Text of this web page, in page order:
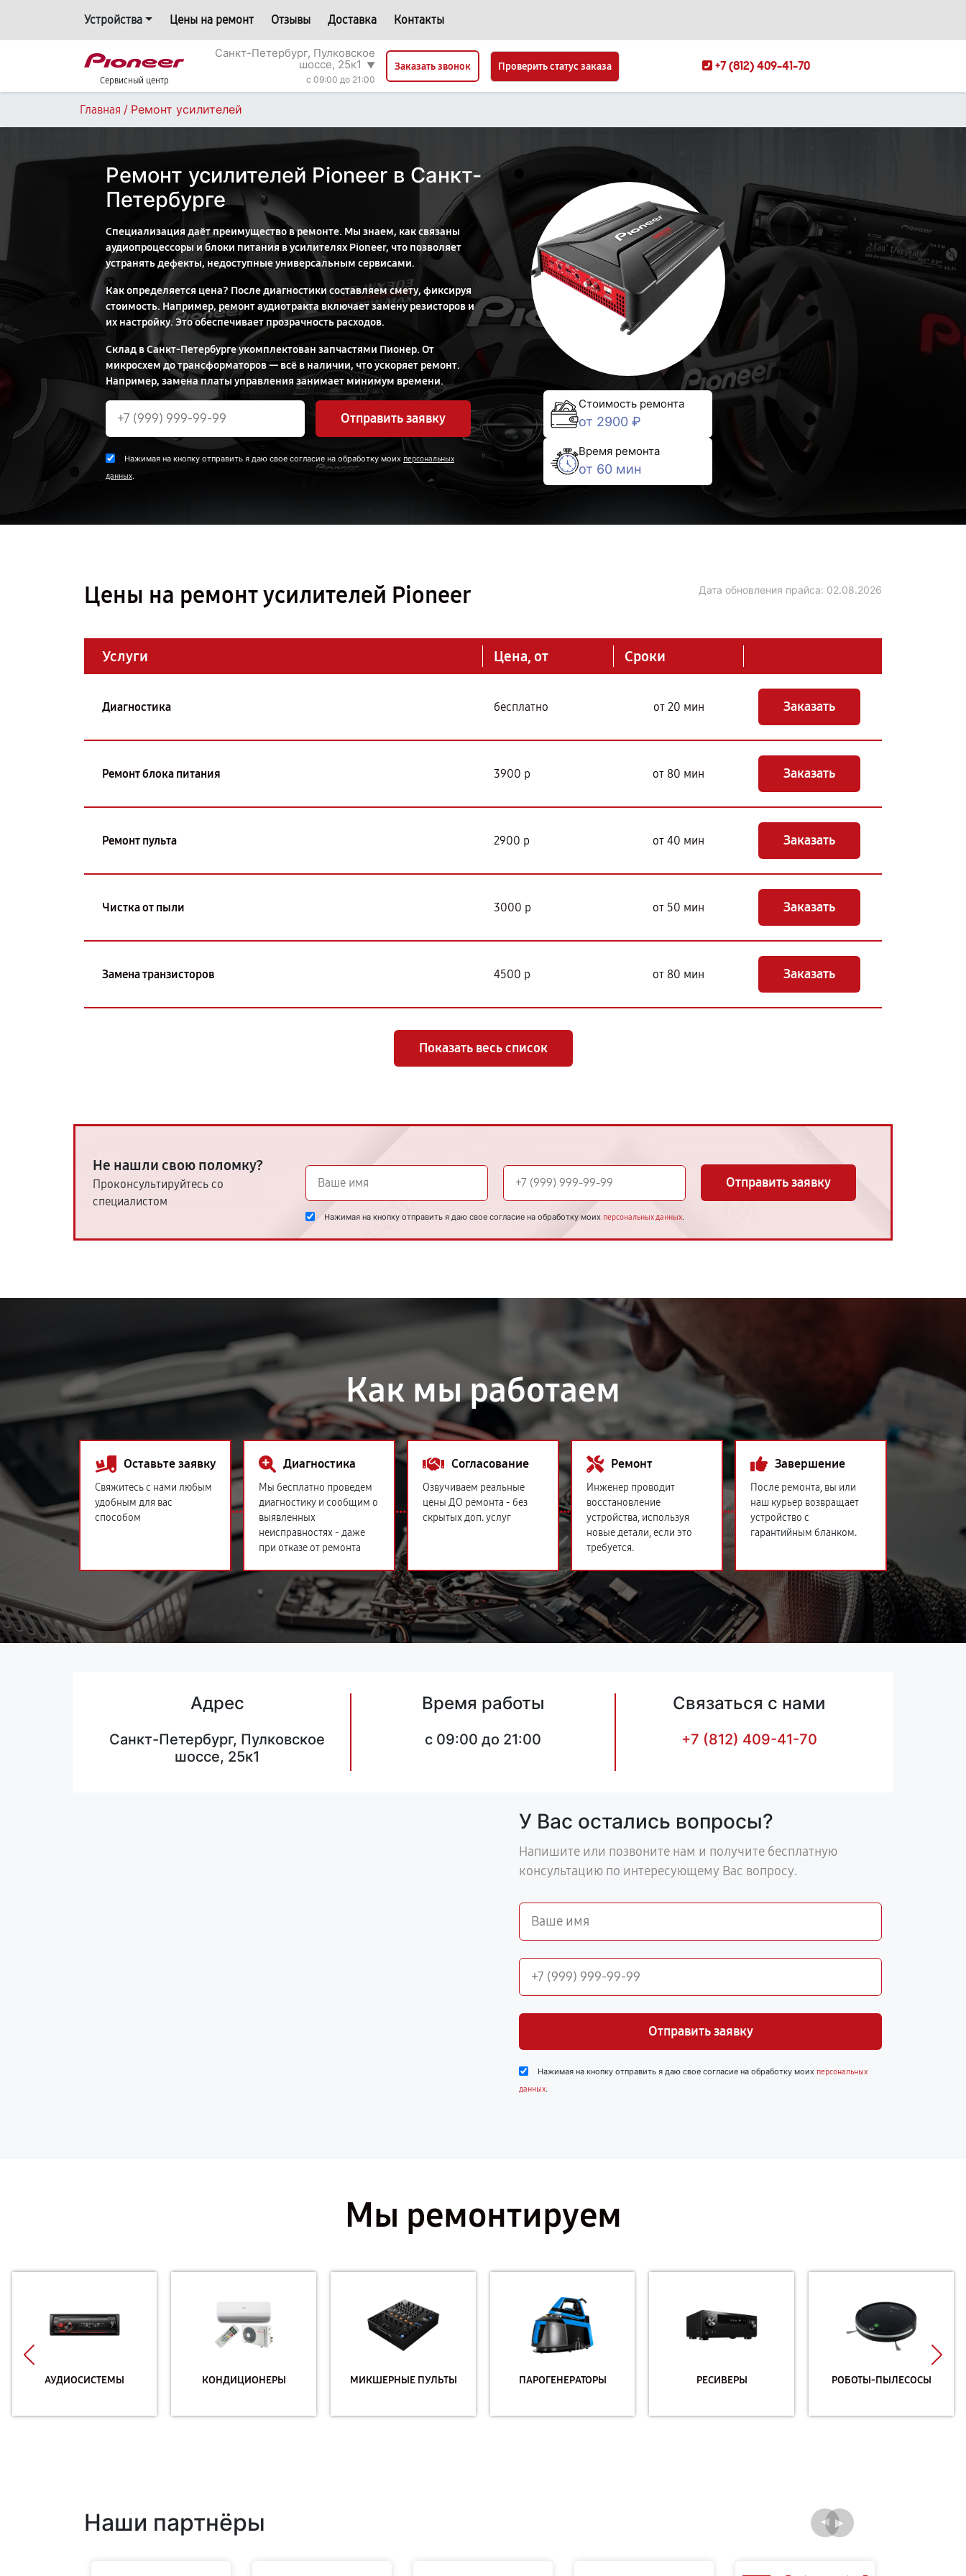
Устройства Цены на ремонт Отзывы Доставка Контакты
Сервисный центр
Санкт-Петербург, Пулковское
шоссе, 25к1
▼
c 09:00 до 21:00
Заказать звонок Проверить статус заказа +7 (812) 409-41-70
Главная / Ремонт усилителей
Ремонт усилителей Pioneer в Санкт-
Петербурге
Специализация даёт преимущество в ремонте. Мы знаем, как связаны
аудиопроцессоры и блоки питания в усилителях Pioneer, что позволяет
устранять дефекты, недоступные универсальным сервисами.
Как определяется цена? После диагностики составляем смету, фиксируя
стоимость. Например, ремонт аудиотракта включает замену резисторов и
их настройку. Это обеспечивает прозрачность расходов.
Склад в Санкт-Петербурге укомплектован запчастями Пионер. От
микросхем до трансформаторов — всё в наличии, что ускоряет ремонт.
Например, замена платы управления занимает минимум времени.
Отправить заявку
Нажимая на кнопку отправить я даю свое согласие на обработку моих персональных
данных.
Стоимость ремонта
от 2900 ₽
Время ремонта
от 60 мин
Цены на ремонт усилителей Pioneer Дата обновления прайса: 02.08.2026
Услуги Цена, от Сроки
Диагностика бесплатно от 20 мин Заказать
Ремонт блока питания 3900 р от 80 мин Заказать
Ремонт пульта 2900 р от 40 мин Заказать
Чистка от пыли 3000 р от 50 мин Заказать
Замена транзисторов 4500 р от 80 мин Заказать
Показать весь список
Не нашли свою поломку?
Проконсультируйтесь со
специалистом
Отправить заявку
Нажимая на кнопку отправить я даю свое согласие на обработку моих персональных данных.
Как мы работаем
Оставьте заявку
Свяжитесь с нами любым
удобным для вас
способом
Диагностика
Мы бесплатно проведем
диагностику и сообщим о
выявленных
неисправностях - даже
при отказе от ремонта
Согласование
Озвучиваем реальные
цены ДО ремонта - без
скрытых доп. услуг
Ремонт
Инженер проводит
восстановление
устройства, используя
новые детали, если это
требуется.
Завершение
После ремонта, вы или
наш курьер возвращает
устройство с
гарантийным бланком.
Адрес
Санкт-Петербург, Пулковское
шоссе, 25к1
Время работы
c 09:00 до 21:00
Связаться с нами
+7 (812) 409-41-70
У Вас остались вопросы?
Напишите или позвоните нам и получите бесплатную
консультацию по интересующему Вас вопросу.
Отправить заявку
Нажимая на кнопку отправить я даю свое согласие на обработку моих персональных
данных.
Мы ремонтируем
АУДИОСИСТЕМЫ КОНДИЦИОНЕРЫ МИКШЕРНЫЕ ПУЛЬТЫ ПАРОГЕНЕРАТОРЫ РЕСИВЕРЫ РОБОТЫ-ПЫЛЕСОСЫ
Наши партнёры